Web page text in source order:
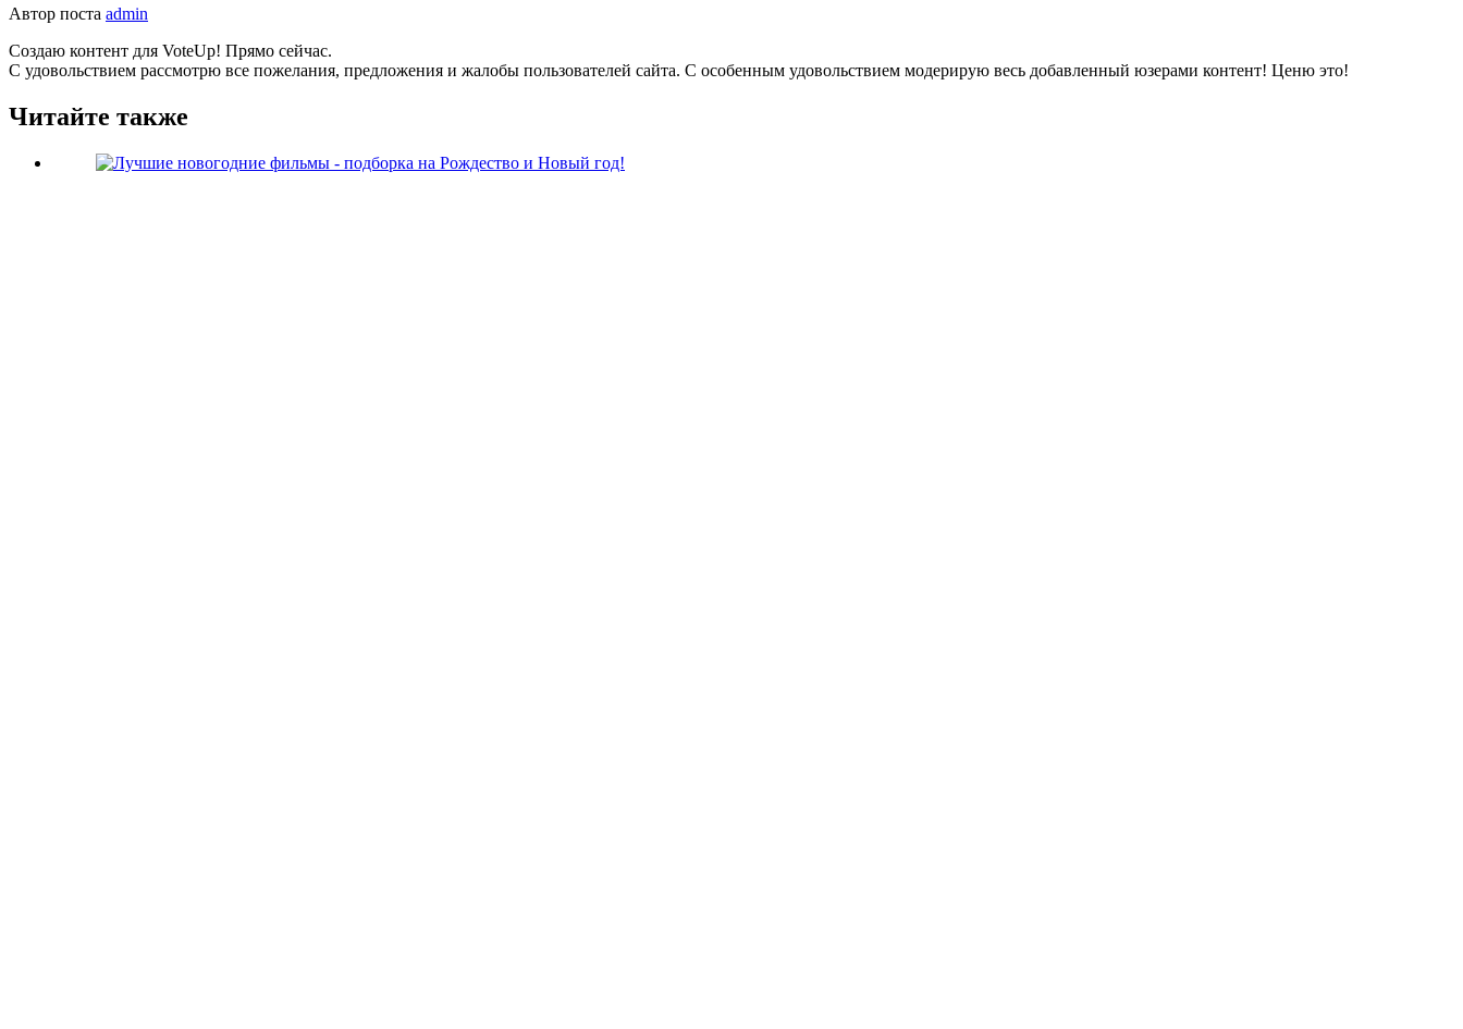
Автор поста admin
Создаю контент для VoteUp! Прямо сейчас.
С удовольствием рассмотрю все пожелания, предложения и жалобы пользователей сайта. С особенным удовольствием модерирую весь добавленный юзерами контент! Ценю это!
Читайте также